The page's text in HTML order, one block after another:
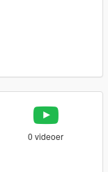
0 videoer